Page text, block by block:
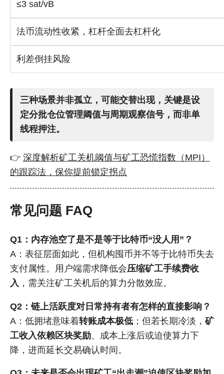
≤3 sat/vB
法币流动性收紧，杠杆全面去杠杆化
利差倒挂风险
三种场景并非孤立，可能交替出现，关键是设
定分批仓位管理阈值与周期观察信号 ，而非单
线程押注。
👉 深度解析矿工关机阈值与矿工恐慌指数（MPI）
的跟踪法，保你提前锁定拐点
常见问题 FAQ
Q1：内存池空了是不是等于比特币“没人用”？
A：表征层面如此，但机构囤币并不等于比特币失去
支付属性。用户端需求降低会压缩矿工手续费收
入 ，需关注矿工关机后的算力分散效应。
Q2：链上活跃度对日常持有者有怎样的直接影响？
A：低拥堵意味着转账成本极低 ；但若长期冷淡，矿
工收入依赖区块奖励、成本上涨后或迫使算力下
降，进而延长交易确认时间。